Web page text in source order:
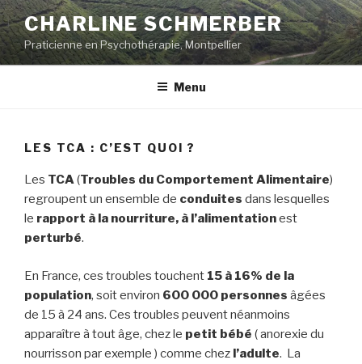
Skip
to
content
CHARLINE SCHMERBER
Praticienne en Psychothérapie, Montpellier
Menu
LES TCA : C’EST QUOI ?
Les TCA(Troubles du Comportement Alimentaire)
regroupent un ensemble de conduites dans lesquelles
le rapport à la nourriture, à l’alimentationest
perturbé.
En France, ces troubles touchent 15 à 16% de la
population, soit environ 600 000 personnes âgées
de 15 à 24 ans. Ces troubles peuvent néanmoins
apparaître à tout âge, chez le petit bébé ( anorexie du
nourrisson par exemple ) comme chez l’adulte. La